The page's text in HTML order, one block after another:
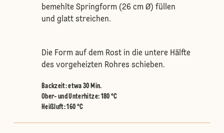
bemehlte Springform (26 cm Ø) füllen
und glatt streichen.
Die Form auf dem Rost in die untere Hälfte
des vorgeheizten Rohres schieben.
Backzeit: etwa 30 Min.
Ober- und Unterhitze: 180 °C
Heißluft:160 °C